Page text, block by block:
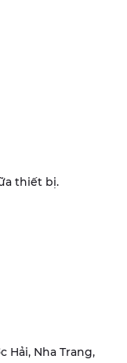
thiết bị.
Hải, Nha Trang,